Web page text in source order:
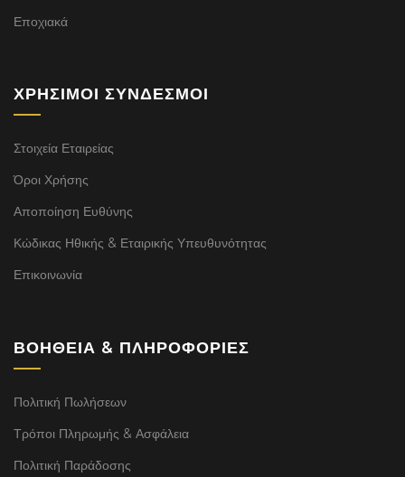
Εποχιακά
ΧΡΉΣΙΜΟΙ ΣΎΝΔΕΣΜΟΙ
Στοιχεία Εταιρείας
Όροι Χρήσης
Αποποίηση Ευθύνης
Κώδικας Ηθικής & Εταιρικής Υπευθυνότητας
Επικοινωνία
ΒΟΉΘΕΙΑ & ΠΛΗΡΟΦΟΡΊΕΣ
Πολιτική Πωλήσεων
Τρόποι Πληρωμής & Ασφάλεια
Πολιτική Παράδοσης